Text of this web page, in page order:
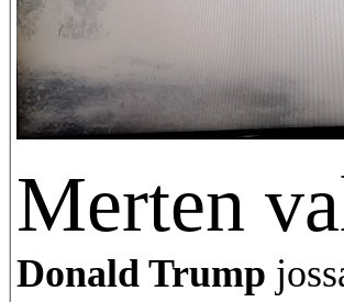
Merten
Donald Trump